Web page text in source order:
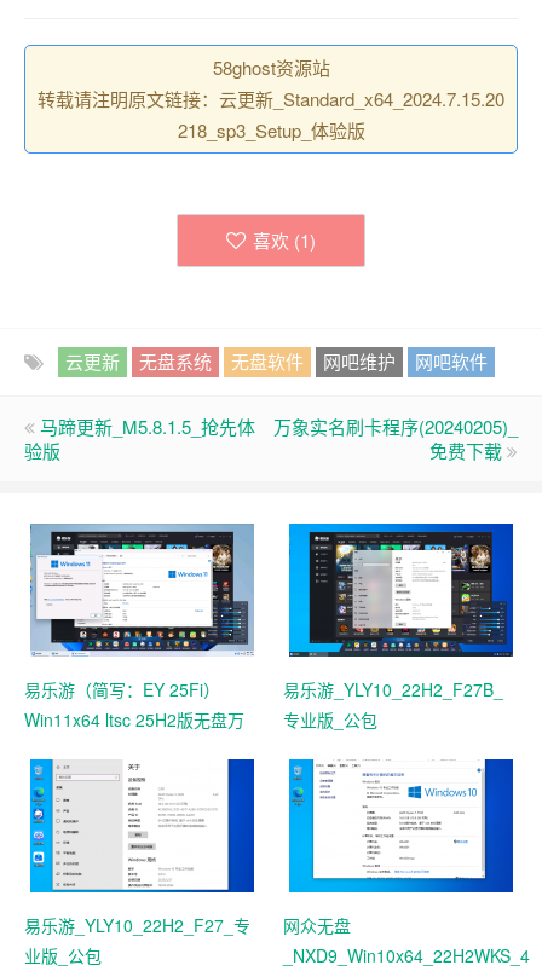
58ghost资源站
转载请注明原文链接：云更新_Standard_x64_2024.7.15.20
218_sp3_Setup_体验版
喜欢 (1)
云更新 无盘系统 无盘软件 网吧维护 网吧软件
马蹄更新_M5.8.1.5_抢先体
验版
万象实名刷卡程序(20240205)_
免费下载
易乐游（简写：EY 25Fi）
Win11x64 ltsc 25H2版无盘万
易乐游_YLY10_22H2_F27B_
专业版_公包
易乐游_YLY10_22H2_F27_专
业版_公包
网众无盘